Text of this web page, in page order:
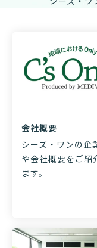
会社概要
シーズ・ワンの企
や会社概要をご紹
ます。